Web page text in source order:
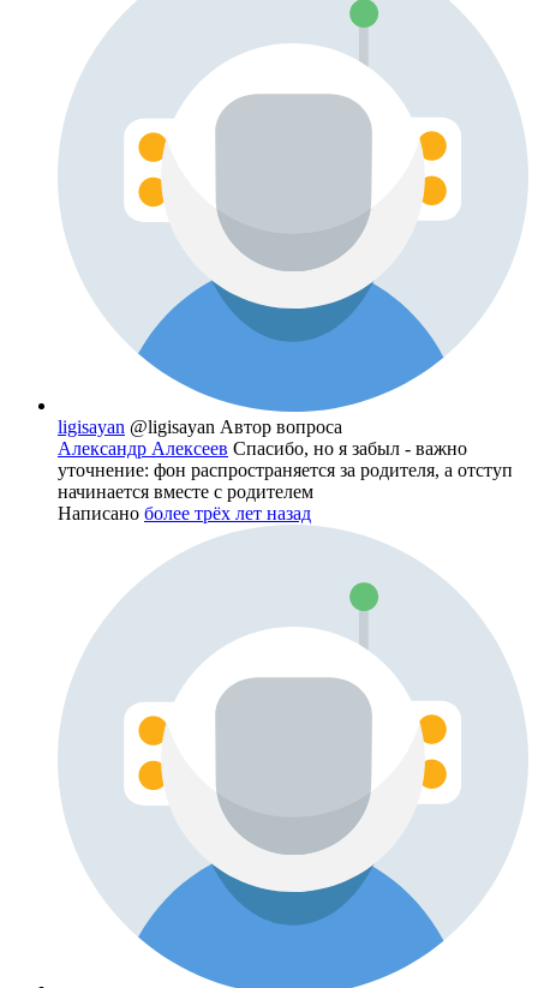
ligisayan @ligisayan Автор вопроса
Александр Алексеев Спасибо, но я забыл - важно
уточнение: фон распространяется за родителя, а отступ
начинается вместе с родителем
Написано более трёх лет назад